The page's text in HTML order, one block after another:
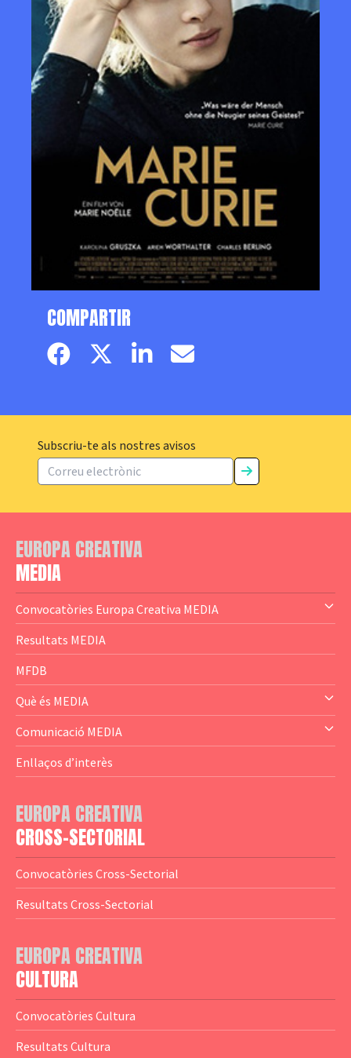
COMPARTIR
Facebook pageTwitter page
LinkedinEmail
Subscriu-te als nostres avisos
EUROPA CREATIVA
MEDIA
Convocatòries Europa Creativa MEDIA
— Content Cluster
— Business Cluster
— Audience Cluster
— Altres
Resultats MEDIA
MFDB
Què és MEDIA
— El subprograma MEDIA
— Agència Executiva
— Logotips
Comunicació MEDIA
— Estrenes a Catalunya
— Notícies
— Publicacions
— Guies MEDIA
— Altres Guies
— Presentacions
— Estudis
Enllaços d’interès
EUROPA CREATIVA
CROSS-SECTORIAL
Convocatòries Cross-Sectorial
Resultats Cross-Sectorial
EUROPA CREATIVA
CULTURA
Convocatòries Cultura
Resultats Cultura